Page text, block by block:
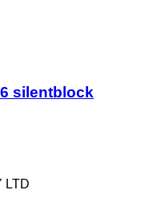
silentblock
LTD